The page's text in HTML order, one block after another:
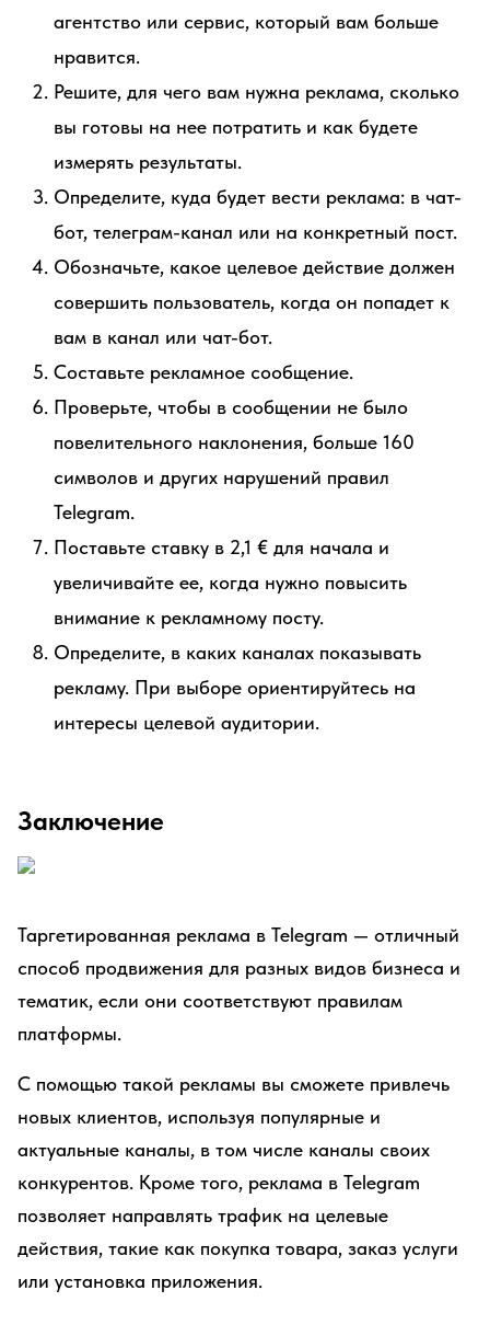
агентство или сервис, который вам больше
нравится.
Решите, для чего вам нужна реклама, сколько
вы готовы на нее потратить и как будете
измерять результаты.
Определите, куда будет вести реклама: в чат-
бот, телеграм-канал или на конкретный пост.
Обозначьте, какое целевое действие должен
совершить пользователь, когда он попадет к
вам в канал или чат-бот.
Составьте рекламное сообщение.
Проверьте, чтобы в сообщении не было
повелительного наклонения, больше 160
символов и других нарушений правил
Telegram.
Поставьте ставку в 2,1 € для начала и
увеличивайте ее, когда нужно повысить
внимание к рекламному посту.
Определите, в каких каналах показывать
рекламу. При выборе ориентируйтесь на
интересы целевой аудитории.
Заключение
Таргетированная реклама в Telegram — отличный
способ продвижения для разных видов бизнеса и
тематик, если они соответствуют правилам
платформы.
С помощью такой рекламы вы сможете привлечь
новых клиентов, используя популярные и
актуальные каналы, в том числе каналы своих
конкурентов. Кроме того, реклама в Telegram
позволяет направлять трафик на целевые
действия, такие как покупка товара, заказ услуги
или установка приложения.